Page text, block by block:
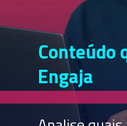
Conteúdo
Engaja